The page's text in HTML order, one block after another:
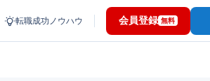
転職成功ノウハウ 会員登録 無料